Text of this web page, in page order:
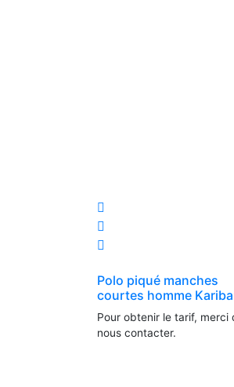
Polo piqué manches
courtes homme
Pour obtenir le tarif, merci
nous contacter.